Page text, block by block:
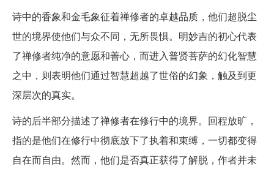
诗中的香象和金毛象征着禅修者的卓越品质，他们超脱尘
世的境界使他们与众不同，无所畏惧。明妙吉的初心代表
了禅修者纯净的意愿和善心，而进入普贤菩萨的幻化智慧
之中，则表明他们通过智慧超越了世俗的幻象，触及到更
深层次的真实。
诗的后半部分描述了禅修者在修行中的境界。回程放旷，
指的是他们在修行中彻底放下了执着和束缚，一切都变得
自在而自由。然而，他们是否真正获得了解脱，作者并未